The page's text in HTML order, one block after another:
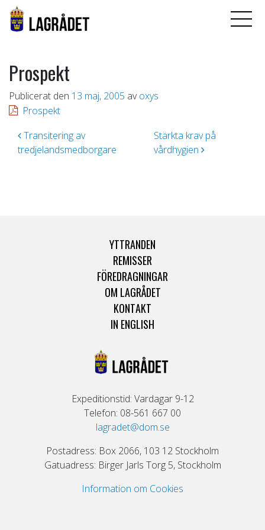
Prospekt
Publicerat den 13 maj, 2005 av oxys
Prospekt
Inläggsnavigering
Transitering av
tredjelandsmedborgare
Stärkta krav på
vårdhygien
YTTRANDEN
REMISSER
FÖREDRAGNINGAR
OM LAGRÅDET
KONTAKT
IN ENGLISH
Expeditionstid: Vardagar 9-12
Telefon: 08-561 667 00
lagradet@dom.se
Postadress: Box 2066, 103 12 Stockholm
Gatuadress: Birger Jarls Torg 5, Stockholm
Information om Cookies